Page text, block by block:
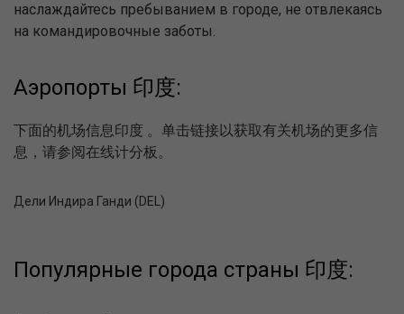
наслаждайтесь пребыванием в городе, не отвлекаясь
на командировочные заботы.
Аэропорты 印度:
下面的机场信息印度 。单击链接以获取有关机场的更多信
息，请参阅在线计分板。
Дели Индира Ганди (DEL)
Популярные города страны 印度: